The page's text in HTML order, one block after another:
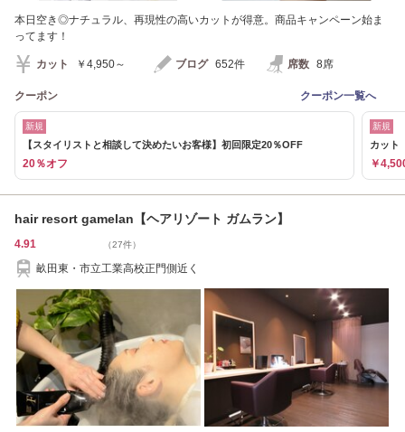
本日空き◎ナチュラル、再現性の高いカットが得意。商品キャンペーン始ま
ってます！
カット ￥4,950～ ブログ 652件 席数 8席
クーポン クーポン一覧へ
新規
【スタイリストと相談して決めたいお客様】初回限定20％OFF
20％オフ
新規
カット
￥
hair resort gamelan【ヘアリゾート ガムラン】
4.91 （27件）
畝田東・市立工業高校正門側近く